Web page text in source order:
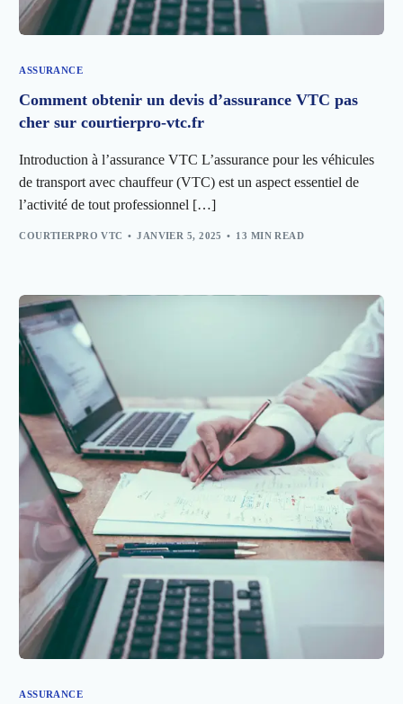
ASSURANCE
Comment obtenir un devis d’assurance VTC pas
cher sur courtierpro-vtc.fr
Introduction à l’assurance VTC L’assurance pour les véhicules
de transport avec chauffeur (VTC) est un aspect essentiel de
l’activité de tout professionnel […]
COURTIERPRO VTC JANVIER 5, 2025 13 MIN READ
ASSURANCE